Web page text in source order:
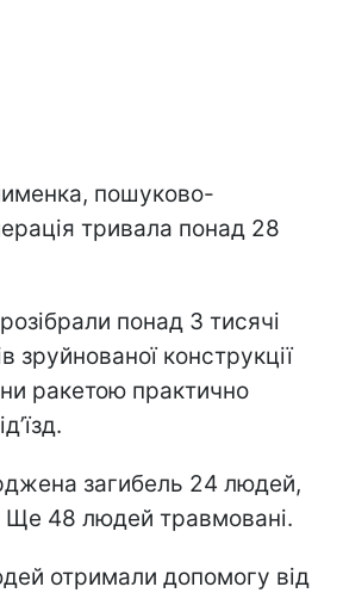
пошуково-
тривала понад 28
понад 3 тисячі
зруйнованої конструкції
ракетою практично
загибель 24 людей,
Ще 48 людей травмовані.
отримали допомогу від